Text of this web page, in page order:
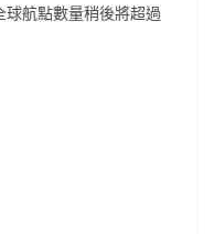
航點數量稍後將超過